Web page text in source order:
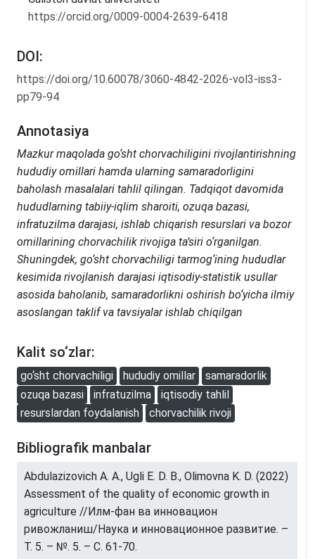
https://orcid.org/0009-0004-2639-6418
DOI:
https://doi.org/10.60078/3060-4842-2026-vol3-iss3-
pp79-94
Annotasiya
Mazkur maqolada go‘sht chorvachiligini rivojlantirishning
hududiy omillari hamda ularning samaradorligini
baholash masalalari tahlil qilingan. Tadqiqot davomida
hududlarning tabiiy-iqlim sharoiti, ozuqa bazasi,
infratuzilma darajasi, ishlab chiqarish resurslari va bozor
omillarining chorvachilik rivojiga ta’siri o‘rganilgan.
Shuningdek, go‘sht chorvachiligi tarmog‘ining hududlar
kesimida rivojlanish darajasi iqtisodiy-statistik usullar
asosida baholanib, samaradorlikni oshirish bo‘yicha ilmiy
asoslangan taklif va tavsiyalar ishlab chiqilgan
Kalit so‘zlar:
go‘sht chorvachiligi hududiy omillar
samaradorlik
ozuqa bazasi
infratuzilma
iqtisodiy tahlil
resurslardan foydalanish
chorvachilik rivoji
Bibliografik manbalar
Abdulazizovich A. A., Ugli E. D. B., Olimovna K. D. (2022)
Assessment of the quality of economic growth in
agriculture //Илм-фан ва инновацион
ривожланиш/Наука и инновационное развитие. –
Т. 5. – №. 5. – С. 61-70.